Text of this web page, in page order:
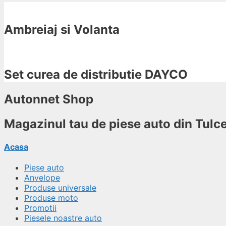
Ambreiaj si Volanta
Set curea de distributie DAYCO
Autonnet Shop
Magazinul tau de piese auto din
Acasa
Piese auto
Anvelope
Produse universale
Produse moto
Promotii
Piesele noastre auto